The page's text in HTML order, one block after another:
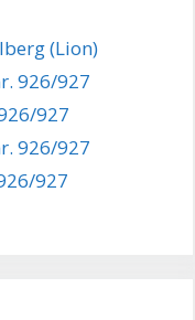
(Lion)
926/927
927
926/927
927